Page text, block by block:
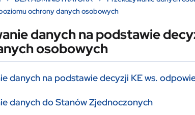
ochrony danych osobowych
danych na podstawie
osobowych
danych na podstawie decyzji KE ws.
danych do Stanów Zjednoczonych